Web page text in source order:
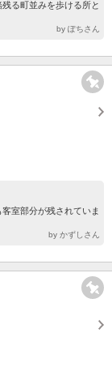
る町並みを歩ける所と
by ぽちさん
室部分が残されていま
by かずしさん